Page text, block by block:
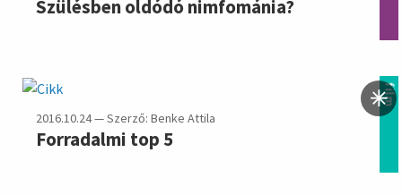
Szülésben oldódó nimfománia?
film
2016.10.24 — Szerző: Benke Attila
Forradalmi top 5